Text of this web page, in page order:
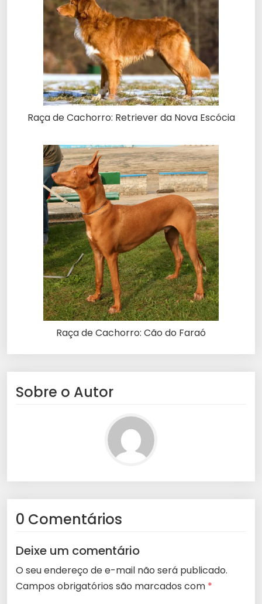
Raça de Cachorro: Retriever da Nova Escócia
Raça de Cachorro: Cão do Faraó
Sobre o Autor
0 Comentários
Deixe um comentário
O seu endereço de e-mail não será publicado.
Campos obrigatórios são marcados com *